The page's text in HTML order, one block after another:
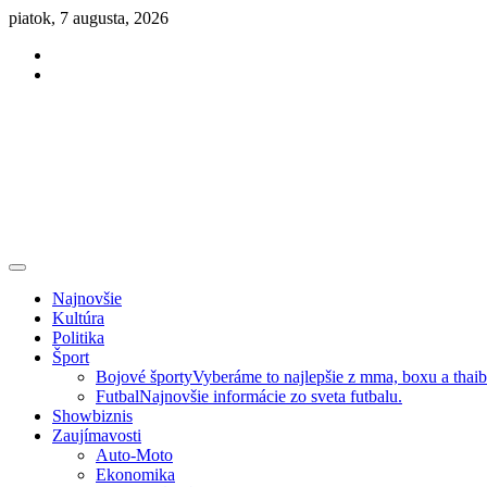
Skip
content
piatok, 7 augusta, 2026
Najnovšie
Kultúra
Politika
Šport
Bojové športyVyberáme to najlepšie z mma, boxu a
FutbalNajnovšie informácie zo sveta futbalu.
Showbiznis
Zaujímavosti
Auto-Moto
Ekonomika